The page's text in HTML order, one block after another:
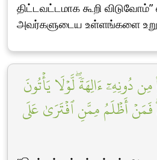
திட்டவட்டமாக கூறி விடுவோம்”
அவர்களுடைய உள்ளங்களை
دُونِهِۦٓ ءَالِهَةٗۖ لَّوۡلَا يَأۡتُونَ
أَظۡلَمُ مِمَّنِ ٱفۡتَرَىٰ عَلَى